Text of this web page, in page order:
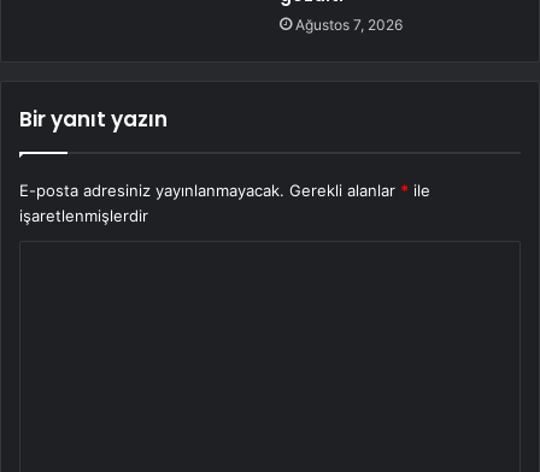
Ağustos 7, 2026
Bir yanıt yazın
E-posta adresiniz yayınlanmayacak. Gerekli alanlar * ile
işaretlenmişlerdir